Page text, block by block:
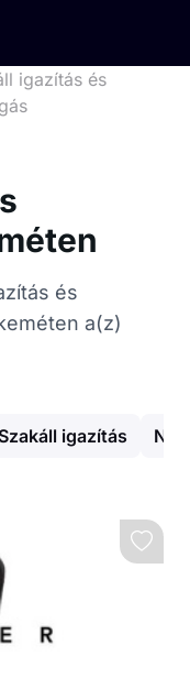
igazítás és
és
a(z)
Szakáll igazítás Női